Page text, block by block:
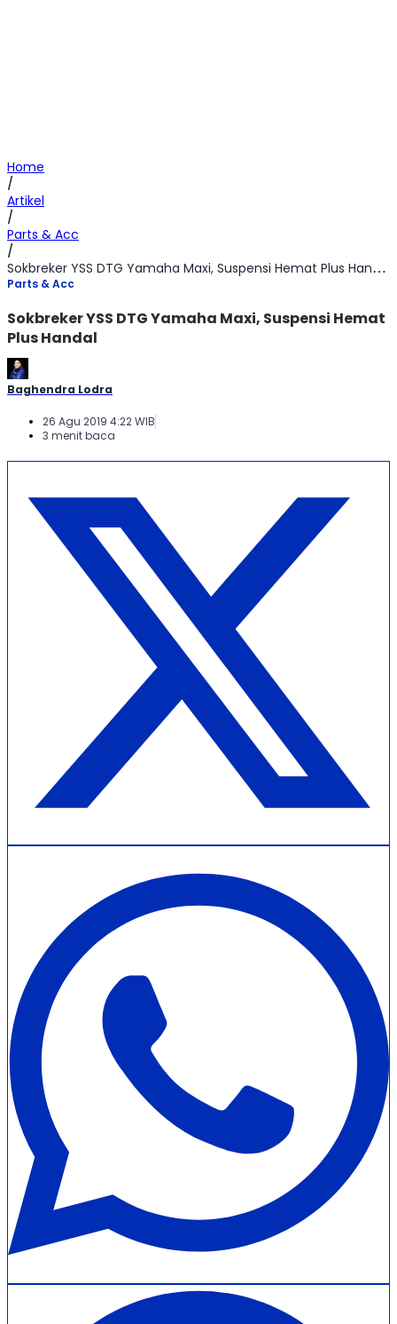
Home
/
Artikel
/
Parts & Acc
/
Sokbreker YSS DTG Yamaha Maxi, Suspensi Hemat Plus Handal
Parts & Acc
Sokbreker YSS DTG Yamaha Maxi, Suspensi Hemat
Plus Handal
Baghendra Lodra
26 Agu 2019 4:22 WIB
3 menit baca